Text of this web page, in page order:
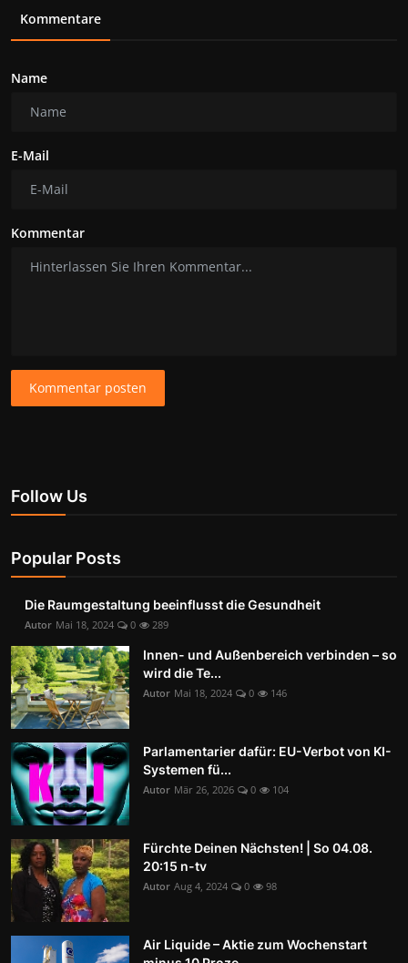
Kommentare
Name
E-Mail
Kommentar
Kommentar posten
Follow Us
Popular Posts
Die Raumgestaltung beeinflusst die Gesundheit
Autor Mai 18, 2024 0 289
Innen- und Außenbereich verbinden – so
wird die Te...
Autor Mai 18, 2024 0 146
Parlamentarier dafür: EU-Verbot von KI-
Systemen fü...
Autor Mär 26, 2026 0 104
Fürchte Deinen Nächsten! | So 04.08.
20:15 n-tv
Autor Aug 4, 2024 0 98
Air Liquide – Aktie zum Wochenstart